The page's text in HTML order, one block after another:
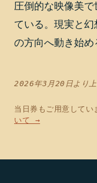
圧倒的な映像美
ている。現実と
の方向へ動き始め
2026年3月20日より
当日券もご用意してい
いて →